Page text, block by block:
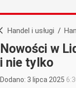
Handel i usługi /
Nowości w
i nie tylko
Dodano: 3 lipca 2025